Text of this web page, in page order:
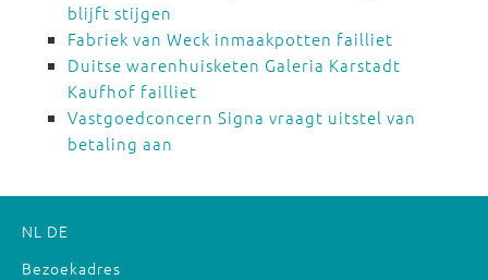
blijft stijgen
Fabriek van Weck inmaakpotten failliet
Duitse warenhuisketen Galeria Karstadt
Kaufhof failliet
Vastgoedconcern Signa vraagt uitstel van
betaling aan
NL DE
Bezoekadres